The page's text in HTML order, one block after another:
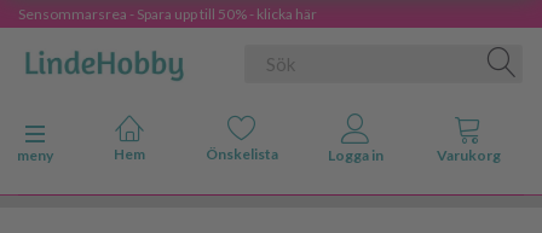
Sensommarsrea - Spara upp till 50% - klicka här
Ändra navigering
meny